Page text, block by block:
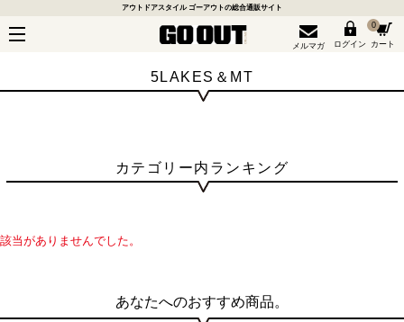
アウトドアスタイル ゴーアウトの総合通販サイト
メルマガ ログイン
0
カート
5LAKES＆MT
カテゴリー内ランキング
該当がありませんでした。
あなたへのおすすめ商品。